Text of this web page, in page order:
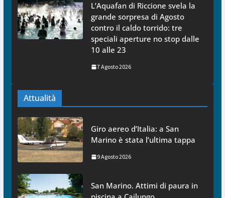
L’Aquafan di Riccione svela la
grande sorpresa di Agosto
contro il caldo torrido: tre
speciali aperture no stop dalle
10 alle 23
7 Agosto 2026
Attualità
Giro aereo d’Italia: a San
Marino è stata l’ultima tappa
9 Agosto 2026
San Marino. Attimi di paura in